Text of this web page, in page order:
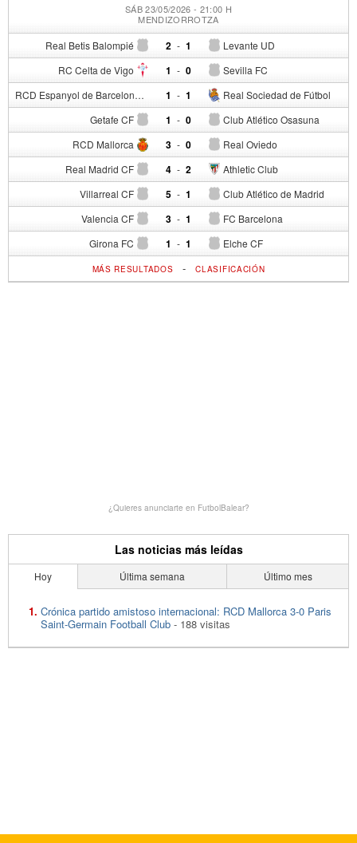
SÁB 23/05/2026 - 21:00 H
MENDIZORROTZA
Real Betis Balompié 2 - Levante UD
1
RC Celta de Vigo 1 - Sevilla FC
0
RCD Espanyol de Barcelona 1 - Real Sociedad de Fútbol
1
Getafe CF 1 - Club Atlético Osasuna
0
RCD Mallorca 3 - Real Oviedo
0
Real Madrid CF 4 - Athletic Club
2
Villarreal CF 5 - Club Atlético de Madrid
1
Valencia CF 3 - FC Barcelona
1
Girona FC 1 - Elche CF
1
MÁS RESULTADOS -CLASIFICACIÓN
¿Quieres anunciarte en FutbolBalear?
Las noticias más leídas
Hoy Última semana Último mes
Crónica partido amistoso internacional: RCD Mallorca 3-0 Paris
Saint-Germain Football Club - 188 visitas